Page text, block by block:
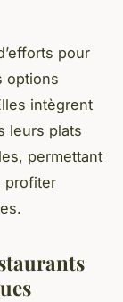
pour
options
intègrent
leurs plats
permettant
profiter